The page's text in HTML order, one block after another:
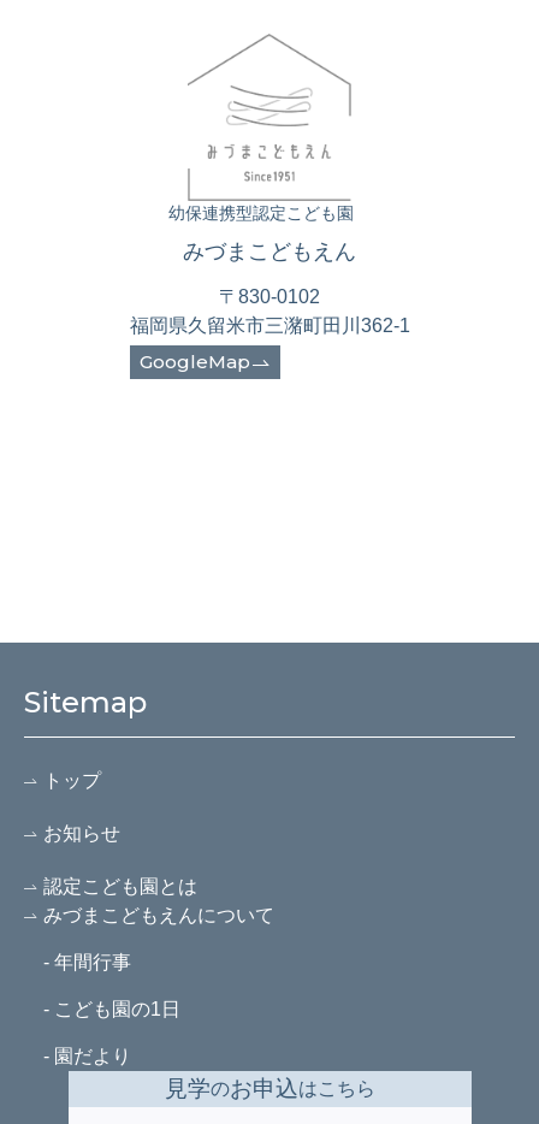
幼保連携型認定こども園
みづまこどもえん
〒830-0102
福岡県久留米市三潴町田川362-1
GoogleMap
Sitemap
トップ
お知らせ
認定こども園とは
みづまこどもえんについて
- 年間行事
- こども園の1日
- 園だより
見学のお申込はこちら